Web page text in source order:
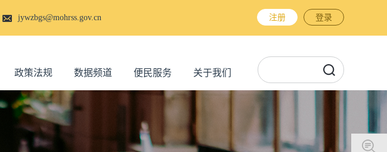
jywzbgs@mohrss.gov.cn 注册 登录
政策法规 数据频道 便民服务 关于我们